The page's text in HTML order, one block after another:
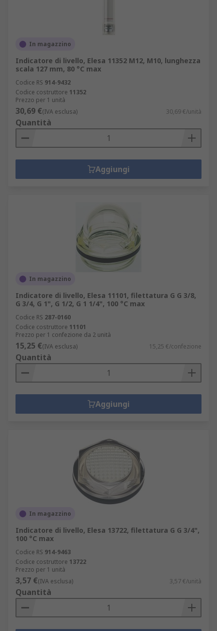
In magazzino
Indicatore di livello, Elesa 11352 M12, M10, lunghezza
scala 127 mm, 80 °C max
Codice RS 914-9432
Codice costruttore 11352
Prezzo per 1 unità
30,69 €(IVA esclusa) 30,69 €/unità
Quantità
Aggiungi
In magazzino
Indicatore di livello, Elesa 11101, filettatura G G 3/8,
G 3/4, G 1", G 1/2, G 1 1/4", 100 °C max
Codice RS 287-0160
Codice costruttore 11101
Prezzo per 1 confezione da 2 unità
15,25 €(IVA esclusa) 15,25 €/confezione
Quantità
Aggiungi
In magazzino
Indicatore di livello, Elesa 13722, filettatura G G 3/4",
100 °C max
Codice RS 914-9463
Codice costruttore 13722
Prezzo per 1 unità
3,57 €(IVA esclusa) 3,57 €/unità
Quantità